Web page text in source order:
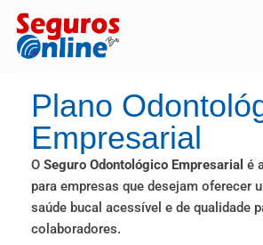
Pular
conteúdo
Plano
Empresarial
O Seguro Odontológico Empresarial é
para empresas que desejam oferecer
saúde bucal acessível e de qualidade
colaboradores.